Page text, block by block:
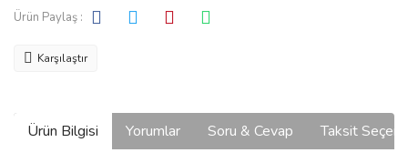
Ürün Paylaş :
Karşılaştır
Ürün Bilgisi Yorumlar Soru & Cevap Taksit